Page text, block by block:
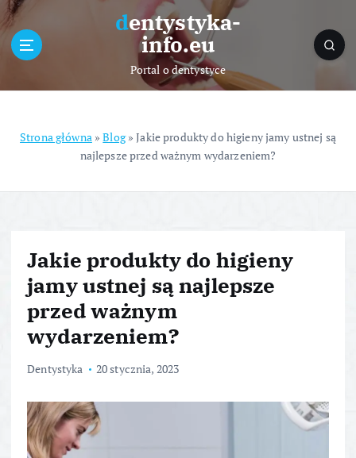
e
dentystyka-
info.eu
Portal o dentystyce
Strona główna»Blog»Jakie produkty do higieny jamy ustnej są
najlepsze przed ważnym wydarzeniem?
Jakie produkty do higieny
jamy ustnej są najlepsze
przed ważnym
wydarzeniem?
Dentystyka 20 stycznia, 2023